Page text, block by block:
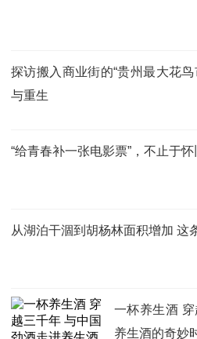
探访搬入商业街的“贵州最大花
与重生
“给青春补一张电影票”，不止于怀
从湖泊干涸到胡杨林面积增加 这
一杯养生酒
养生酒的奇妙